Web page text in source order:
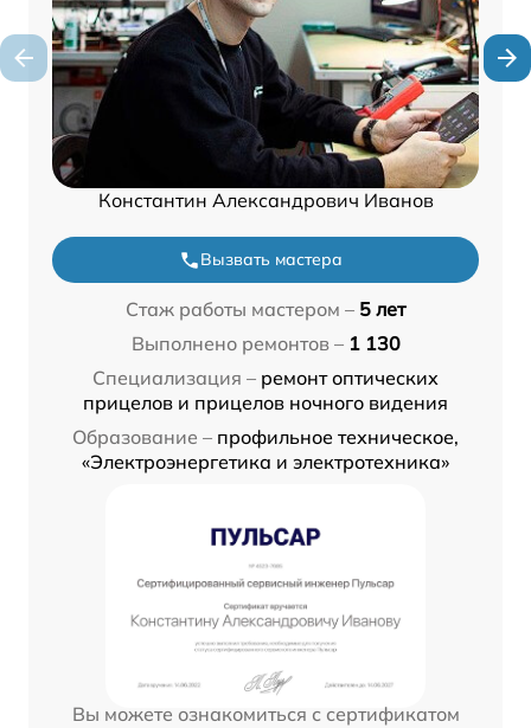
Константин Александрович Иванов
Вызвать мастера
Стаж работы мастером – 5 лет
Выполнено ремонтов – 1 130
Специализация – ремонт оптических
прицелов и прицелов ночного видения
Образование – профильное техническое,
«Электроэнергетика и электротехника»
Вы можете ознакомиться с сертификатом